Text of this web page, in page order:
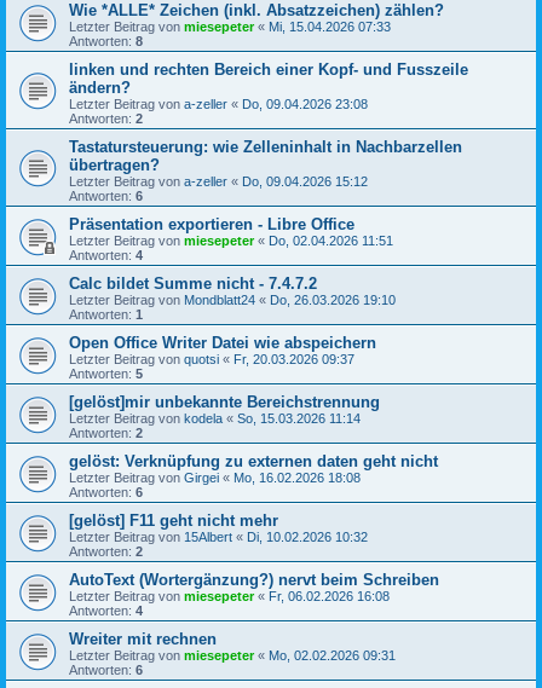
Wie *ALLE* Zeichen (inkl. Absatzzeichen) zählen?
Letzter Beitrag von miesepeter« Mi, 15.04.2026 07:33
Antworten: 8
linken und rechten Bereich einer Kopf- und Fusszeile
ändern?
Letzter Beitrag von a-zeller « Do, 09.04.2026 23:08
Antworten: 2
Tastatursteuerung: wie Zelleninhalt in Nachbarzellen
übertragen?
Letzter Beitrag von a-zeller « Do, 09.04.2026 15:12
Antworten: 6
Präsentation exportieren - Libre Office
Letzter Beitrag von miesepeter« Do, 02.04.2026 11:51
Antworten: 4
Calc bildet Summe nicht - 7.4.7.2
Letzter Beitrag von Mondblatt24 « Do, 26.03.2026 19:10
Antworten: 1
Open Office Writer Datei wie abspeichern
Letzter Beitrag von quotsi « Fr, 20.03.2026 09:37
Antworten: 5
[gelöst]mir unbekannte Bereichstrennung
Letzter Beitrag von kodela « So, 15.03.2026 11:14
Antworten: 2
gelöst: Verknüpfung zu externen daten geht nicht
Letzter Beitrag von Girgei « Mo, 16.02.2026 18:08
Antworten: 6
[gelöst] F11 geht nicht mehr
Letzter Beitrag von 15Albert « Di, 10.02.2026 10:32
Antworten: 2
AutoText (Wortergänzung?) nervt beim Schreiben
Letzter Beitrag von miesepeter« Fr, 06.02.2026 16:08
Antworten: 4
Wreiter mit rechnen
Letzter Beitrag von miesepeter« Mo, 02.02.2026 09:31
Antworten: 6